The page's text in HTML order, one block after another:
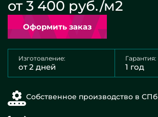
от 3 400 руб./м2
Оформить заказ
Изготовление:
от 2 дней
Гарантия:
1 год
Собственное производство в СПб